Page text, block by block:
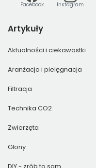
Facebook Instagram
Artykuły
Aktualności i ciekawostki
Aranżacja i pielęgnacja
Filtracja
Technika CO2
Zwierzęta
Glony